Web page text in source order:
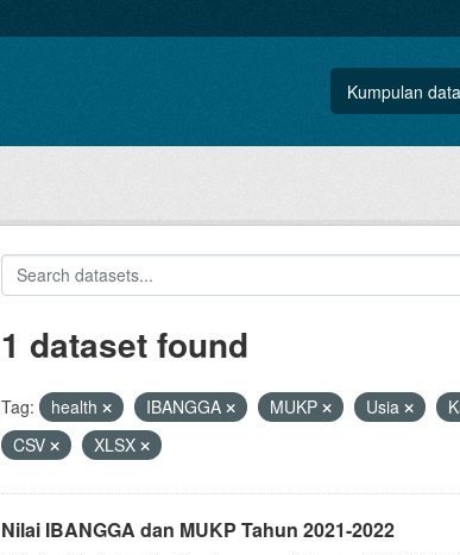
Kumpulan data
1 dataset found
Tag: health IBANGGA MUKP Usia
CSV
XLSX
Nilai IBANGGA dan MUKP Tahun 2021-2022